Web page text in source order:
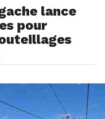
lance
pour